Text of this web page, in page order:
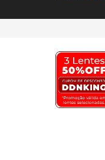
MAIS BUSCADOS